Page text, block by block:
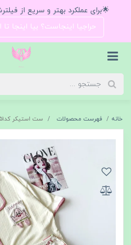
🌟برای عملکرد بهتر و سریع از
حراجیا اینجاست؟ بیا اینجا
خانه فهرست محصولات ست استیکر کد۳۸۵۱